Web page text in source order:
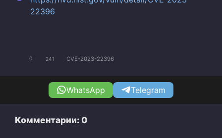
22396
0 241 CVE-2023-22396
WhatsApp Telegram
Комментарии: 0